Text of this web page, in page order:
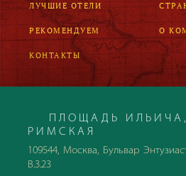
ЛУЧШИЕ ОТЕЛИ
РЕКОМЕНДУЕМ О
КОНТАКТЫ
ПЛОЩАДЬ ИЛЬИЧА,
РИМСКАЯ
109544, Москва, Бульвар
В.3.23